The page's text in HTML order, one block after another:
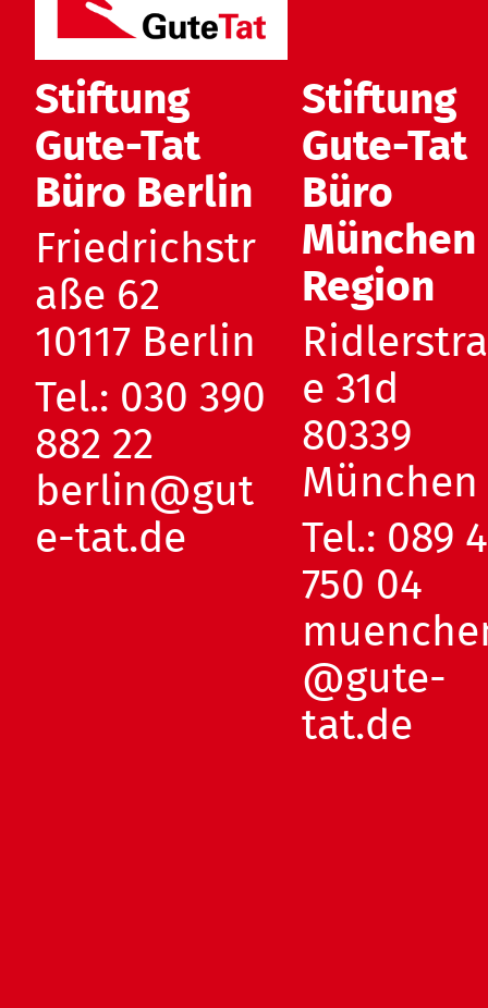
Stiftung
Gute-Tat
Büro Berlin
Friedrichstr
aße 62
10117 Berlin
Tel.: 030 390
882 22
berlin@gut
e-tat.de
Stiftung
Gute-Tat
Büro
München
Region
e 31d
80339
München
Tel.: 089
750 04
@gute-
tat.de